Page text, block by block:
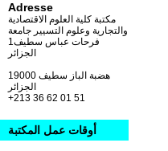
Adresse
مكتبة كلية العلوم الاقتصادية
والتجارية وعلوم التسيير جامعة
فرحات عباس سطيف1
الجزائر
19000 هضبة الباز سطيف
+213 36 62 01 51
أوقات عمل المكتبة